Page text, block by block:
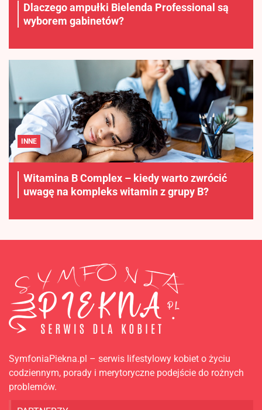
Dlaczego ampułki Bielenda Professional są
wyborem gabinetów?
INNE
Witamina B Complex – kiedy warto zwrócić
uwagę na kompleks witamin z grupy B?
SymfoniaPiekna.pl – serwis lifestylowy kobiet o życiu
codziennym, porady i merytoryczne podejście do rożnych
problemów.